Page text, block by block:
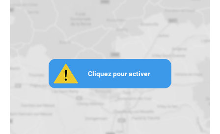
Cliquez pour activer